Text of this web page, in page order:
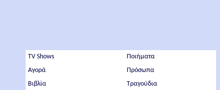
TV Shows
Αγορά
Βιβλία
Ποιήματα
Πρόσωπα
Τραγούδια